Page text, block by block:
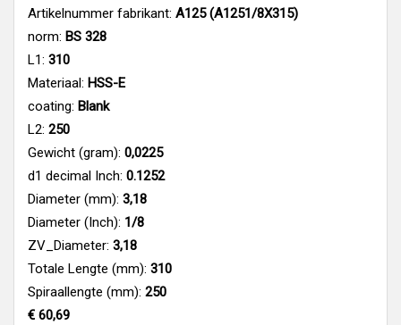
Artikelnummer fabrikant: A125 (A1251/8X315)
norm: BS 328
L1: 310
Materiaal: HSS-E
coating: Blank
L2: 250
Gewicht (gram): 0,0225
d1 decimal Inch: 0.1252
Diameter (mm): 3,18
Diameter (Inch): 1/8
ZV_Diameter: 3,18
Totale Lengte (mm): 310
Spiraallengte (mm): 250
€ 60,69